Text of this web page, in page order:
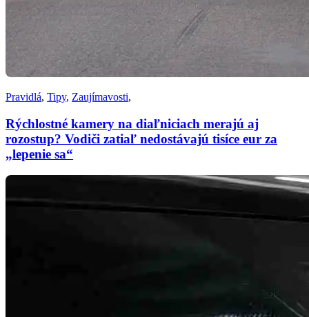
Pravidlá, Tipy, Zaujímavosti,
Rýchlostné kamery na diaľniciach merajú aj
rozostup? Vodiči zatiaľ nedostávajú tisíce eur za
„lepenie sa“